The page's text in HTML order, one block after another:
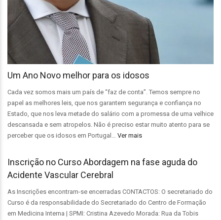
Um Ano Novo melhor para os idosos
Cada vez somos mais um país de “faz de conta”. Temos sempre no
papel as melhores leis, que nos garantem segurança e confiança no
Estado, que nos leva metade do salário com a promessa de uma velhice
descansada e sem atropelos. Não é preciso estar muito atento para se
perceber que os idosos em Portugal… Ver mais
Inscrição no Curso Abordagem na fase aguda do
Acidente Vascular Cerebral
As Inscrições encontram-se encerradas CONTACTOS: O secretariado do
Curso é da responsabilidade do Secretariado do Centro de Formação
em Medicina Interna | SPMI: Cristina Azevedo Morada: Rua da Tobis